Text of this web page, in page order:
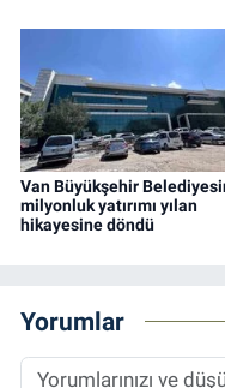
Van Büyükşehir
milyonluk yatırımı yılan
hikayesine döndü
Yorumlar